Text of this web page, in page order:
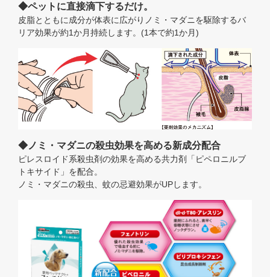
◆ペットに直接滴下するだけ。
皮脂とともに成分が体表に広がりノミ・マダニを駆除するバ
リア効果が約1か月持続します。(1本で約1か月)
◆ノミ・マダニの殺虫効果を高める新成分配合
ピレスロイド系殺虫剤の効果を高める共力剤「ピペロニルブ
トキサイド」を配合。
ノミ・マダニの殺虫、蚊の忌避効果がUPします。